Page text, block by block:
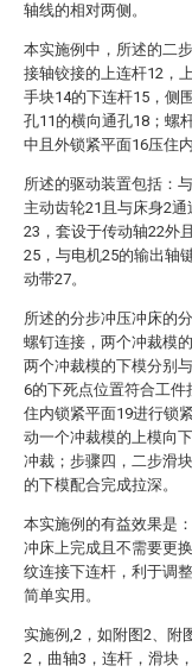
轴线的相对两侧。
本实施例中，所述的二
接轴铰接的上连杆12，
手块14的下连杆15，侧
孔11的横向通孔18；螺
中且外锁紧平面16压住
所述的驱动装置包括：
主动齿轮21且与床身2
23，套设于传动轴22外
25，与电机25的输出轴
动带27。
所述的分步冲压冲床的
螺钉连接，两个冲裁模
两个冲裁模的下模分别
6的下死点位置符合工
住内锁紧平面19进行锁
动一个冲裁模的上模向
冲裁；步骤四，二步滑
的下模配合完成拉深。
本实施例的有益效果是
冲床上完成且不需要更
纹连接下连杆，利于调
简单实用。
实施例,2，如附图2、附
2，曲轴3，连杆，滑块